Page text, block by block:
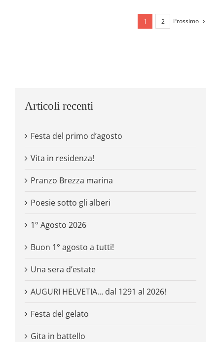
1 2 Prossimo
Articoli recenti
Festa del primo d’agosto
Vita in residenza!
Pranzo Brezza marina
Poesie sotto gli alberi
1° Agosto 2026
Buon 1° agosto a tutti!
Una sera d’estate
AUGURI HELVETIA… dal 1291 al 2026!
Festa del gelato
Gita in battello